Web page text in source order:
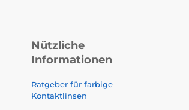
Nützliche
Informationen
Ratgeber für farbige
Kontaktlinsen